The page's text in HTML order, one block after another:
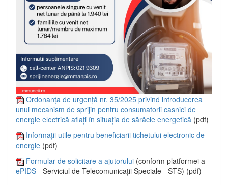
Ordonanța de urgență nr. 35/2025 privind introducerea
unui mecanism de sprijin pentru consumatorii casnici de
energie electrică aflați în situația de sărăcie energetică (pdf)
Informații utile pentru beneficiarii tichetului electronic de
energie (pdf)
Formular de solicitare a ajutorului (conform platformei a
ePIDS - Serviciul de Telecomunicații Speciale - STS) (pdf)